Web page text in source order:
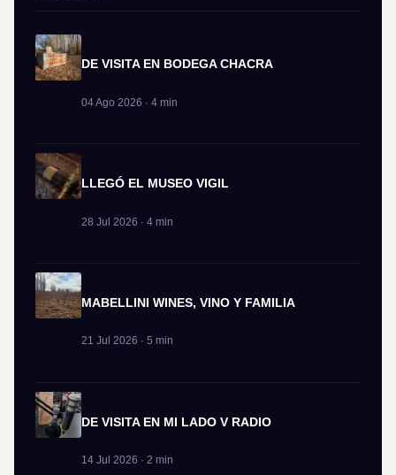
DE VISITA EN BODEGA CHACRA
04 Ago 2026 · 4 min
LLEGÓ EL MUSEO VIGIL
28 Jul 2026 · 4 min
MABELLINI WINES, VINO Y FAMILIA
21 Jul 2026 · 5 min
DE VISITA EN MI LADO V RADIO
14 Jul 2026 · 2 min